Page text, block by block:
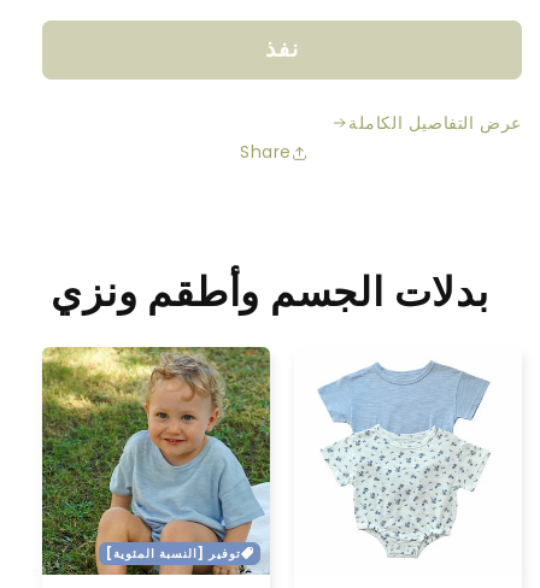
لـ
محبوكة
شكل
لـ
محبوكة
شكل
نفذ
Share
عرض التفاصيل الكاملة
بدلات الجسم وأطقم ونزي
توفير [النسبة المئوية]